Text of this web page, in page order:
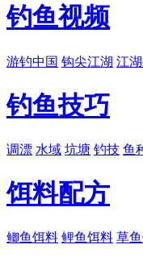
钓鱼视频
游钓中国 钩尖江湖 江
钓鱼技巧
调漂 水域 坑塘 钓技 鱼
饵料配方
鲫鱼饵料 鲤鱼饵料 草